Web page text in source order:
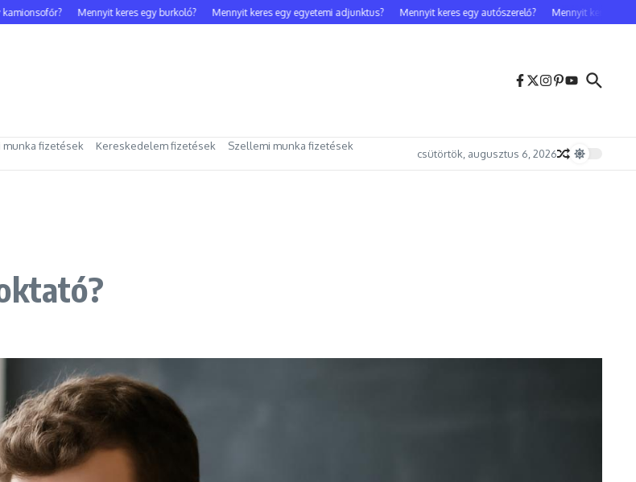
Mennyit keres egy burkoló? Mennyit keres egy egyetemi adjunktus? Mennyit keres egy autószerelő? Mennyit keres egy
munka fizetések Kereskedelem fizetések
Szellemi munka fizetések
csütörtök, augusztus 6, 2026